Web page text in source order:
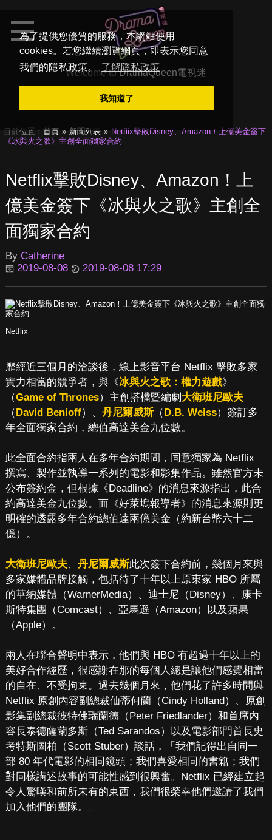
為了提供您優質的服務，本網站使用
cookies。若您繼續瀏覽網頁，即表示您同意
我們的隱私政策。
了解隱私政策
我知道了
Welcome toDramaQueen電視迷
目前位置： 首頁 新聞列表
Netflix擊敗Disney、Amazon！上億美金簽下
《冰與火之歌》主創全面獨家合約
Netflix擊敗Disney、Amazon！上
億美金簽下《冰與火之歌》主創全
面獨家合約
By Catherine
2019-08-08
2019-08-08 17:29
Netflix
歷經近三個月的洽談後，線上影音平台 Netflix 擊敗多家
實力相當的競爭者，與《冰與火之歌：權力遊戲》
（Game of Thrones）主創搭檔暨編劇 大衛班尼歐夫
（David Benioff）、 丹尼爾威斯（D.B. Weiss）簽訂多
年全面獨家合約，總值高達美金九位數。
此全面合約指兩人在多年合約期間，同意獨家為 Netflix
撰寫、製作並執導一系列的電影和影集作品。雖然官方未
公布簽約金，但根據《Deadline》的消息來源指出，此合
約高達美金九位數。而《好萊塢報導者》的消息來源則更
明確的透露多年合約總值達兩億美金（約新台幣六十二
億）。
大衛班尼歐夫、 丹尼爾威斯此次簽下合約前，幾個月來與
多家媒體品牌接觸，包括待了十年以上原東家 HBO 所屬
的華納媒體（WarnerMedia）、迪士尼（Disney）、康卡
斯特集團（Comcast）、亞馬遜（Amazon）以及蘋果
（Apple）。
兩人在聯合聲明中表示，他們與 HBO 有超過十年以上的
美好合作經歷，很感謝在那的每個人總是讓他們感覺相當
的自在、不受拘束。過去幾個月來，他們花了許多時間與
Netflix 原創內容副總裁仙蒂何蘭（Cindy Holland）、原創
影集副總裁彼特佛瑞蘭德（Peter Friedlander）和首席內
容長泰德薩蘭多斯（Ted Sarandos）以及電影部門首長史
考特斯圖柏（Scott Stuber）談話，「我們記得出自同一
部 80 年代電影的相同鏡頭；我們喜愛相同的書籍；我們
對同樣講述故事的可能性感到很興奮。Netflix 已經建立起
令人驚嘆和前所未有的東西，我們很榮幸他們邀請了我們
加入他們的團隊。」